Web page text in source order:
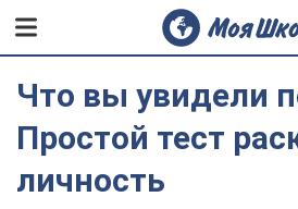
Что вы увидели
Простой тест
личность